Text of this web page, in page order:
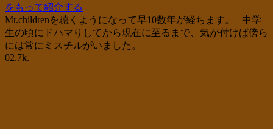
をもって紹介する
Mr.childrenを聴くようになって早10数年が経ちます。 中学
生の頃にドハマりしてから現在に至るまで、気が付けば傍ら
には常にミスチルがいました。
02.7k.